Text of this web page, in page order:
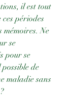
il est tout
périodes
mémoires. Ne
se
pour se
de
maladie sans